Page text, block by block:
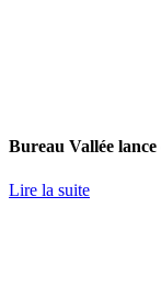
Bureau Vallée
Lire la suite